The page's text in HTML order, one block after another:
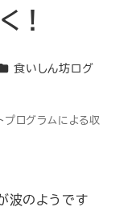
！
テゴリー
食いしん坊ログ
プログラムによる収
波のようです